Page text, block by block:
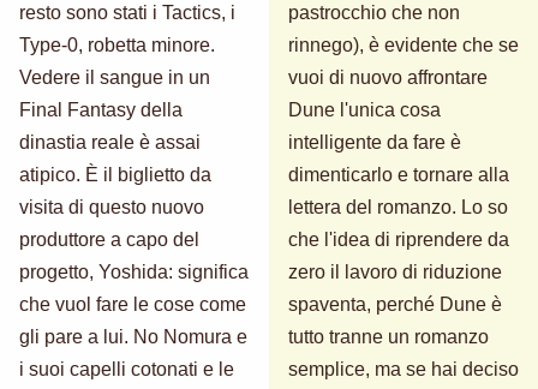
resto sono stati i Tactics, i
Type-0, robetta minore.
Vedere il sangue in un
Final Fantasy della
dinastia reale è assai
atipico. È il biglietto da
visita di questo nuovo
produttore a capo del
progetto, Yoshida: significa
che vuol fare le cose come
gli pare a lui. No Nomura e
i suoi capelli cotonati e le
pastrocchio che non
rinnego), è evidente che se
vuoi di nuovo affrontare
Dune l'unica cosa
intelligente da fare è
dimenticarlo e tornare alla
lettera del romanzo. Lo so
che l'idea di riprendere da
zero il lavoro di riduzione
spaventa, perché Dune è
tutto tranne un romanzo
semplice, ma se hai deciso